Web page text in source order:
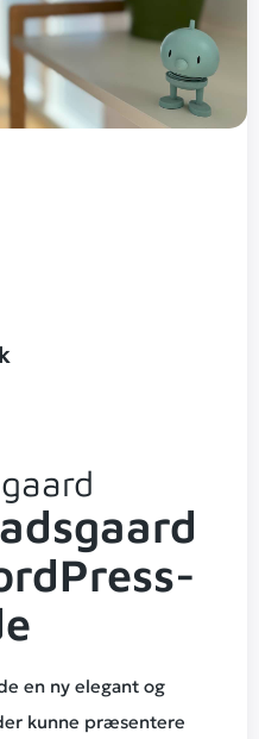
en ny elegant og
kunne præsentere